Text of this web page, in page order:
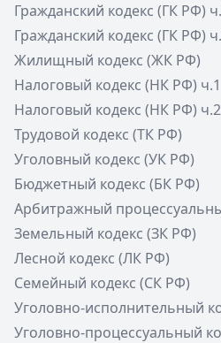
Гражданский кодекс (ГК РФ)
Гражданский кодекс (ГК РФ)
Жилищный кодекс (ЖК РФ)
Налоговый кодекс (НК РФ) ч.1
Налоговый кодекс (НК РФ) ч.2
Трудовой кодекс (ТК РФ)
Уголовный кодекс (УК РФ)
Бюджетный кодекс (БК РФ)
Арбитражный
Земельный кодекс (ЗК РФ)
Лесной кодекс (ЛК РФ)
Семейный кодекс (СК РФ)
Уголовно-исполнительный
Уголовно-процессуальный